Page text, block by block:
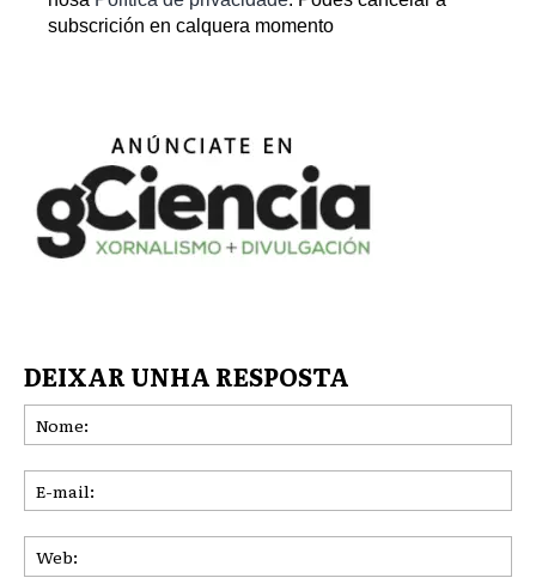
subscrición en calquera momento
DEIXAR UNHA RESPOSTA